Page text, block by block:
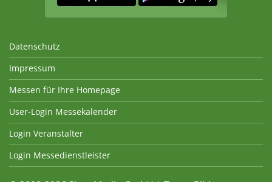
Datenschutz
Impressum
Messen für Ihre Homepage
User-Login Messekalender
Login Veranstalter
Login Messedienstleister